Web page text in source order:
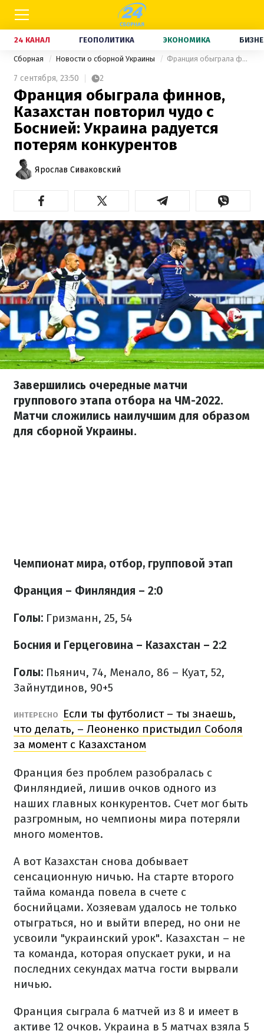
24 КАНАЛ ГЕОПОЛИТИКА ЭКОНОМИКА
Сборная Новости о сборной Украины Франция обыграла финнов, Казахстан повторил чудо с Боснией: Украина радуется потерям конкурентов
7 сентября, 23:50 2
Франция обыграла финнов,
Казахстан повторил чудо с
Боснией: Украина радуется
потерям конкурентов
Ярослав Сиваковский
Завершились очередные матчи
группового этапа отбора на ЧМ-2022.
Матчи сложились наилучшим для образом
для сборной Украины.
Чемпионат мира, отбор, групповой этап
Франция – Финляндия – 2:0
Голы: Гризманн, 25, 54
Босния и Герцеговина – Казахстан – 2:2
Голы: Пьянич, 74, Менало, 86 – Куат, 52,
Зайнутдинов, 90+5
ИНТЕРЕСНО
Если ты футболист – ты знаешь,
что делать, – Леоненко пристыдил Соболя
за момент с Казахстаном
Франция без проблем разобралась с
Финляндией, лишив очков одного из
наших главных конкурентов. Счет мог быть
разгромным, но чемпионы мира потеряли
много моментов.
А вот Казахстан снова добывает
сенсационную ничью. На старте второго
тайма команда повела в счете с
боснийцами. Хозяевам удалось не только
отыграться, но и выйти вперед, но они не
усвоили "украинский урок". Казахстан – не
та команда, которая опускает руки, и на
последних секундах матча гости вырвали
ничью.
Франция сыграла 6 матчей из 8 и имеет в
активе 12 очков. Украина в 5 матчах взяла 5